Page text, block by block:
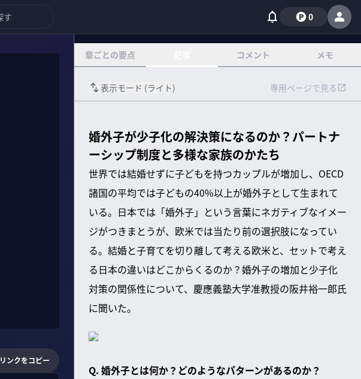
0
リンクをコピー
章ごとの要点 コメント メモ
表示モード (ライト) 専用ページで見る
婚外子が少子化の解決策になるのか？パートナ
ーシップ制度と多様な家族のかたち
世界では結婚せずに子どもを持つカップルが増加し、OECD
諸国の平均では子どもの40%以上が婚外子として生まれて
いる。日本では「婚外子」という言葉にネガティブなイメー
ジがつきまとうが、欧米では当たり前の選択肢になってい
る。結婚と子育てを切り離して考える欧米と、セットで考え
る日本の違いはどこからくるのか？婚外子の増加と少子化
対策の関係性について、慶應義塾大学准教授の阪井裕一郎氏
に聞いた。
Q. 婚外子とは何か？どのようなパターンがあるのか？